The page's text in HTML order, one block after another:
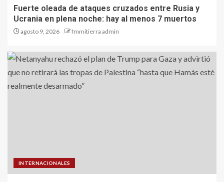
Fuerte oleada de ataques cruzados entre Rusia y
Ucrania en plena noche: hay al menos 7 muertos
agosto 9, 2026 fmmitierra admin
INTERNACIONALES